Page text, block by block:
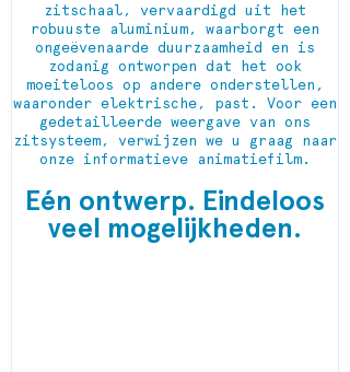
zitschaal, vervaardigd uit het
robuuste aluminium, waarborgt een
ongeëvenaarde duurzaamheid en is
zodanig ontworpen dat het ook
moeiteloos op andere onderstellen,
waaronder elektrische, past. Voor een
gedetailleerde weergave van ons
zitsysteem, verwijzen we u graag naar
onze informatieve animatiefilm.
Eén ontwerp. Eindeloos
veel mogelijkheden.